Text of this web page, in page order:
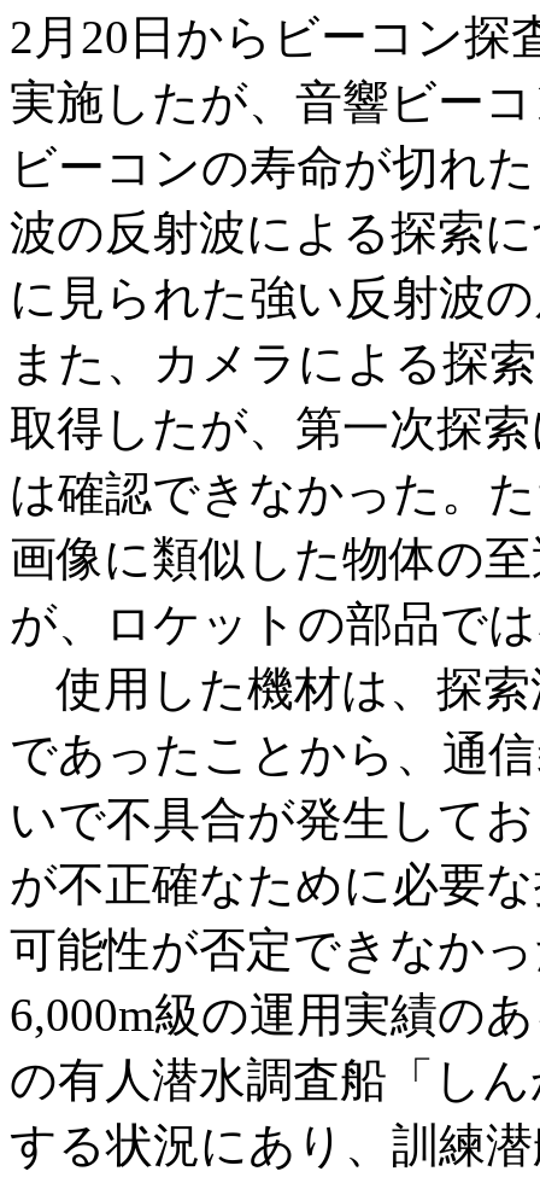
2月20日からビーコン探
実施したが、音響ビー
ビーコンの寿命が切れ
波の反射波による探索
に見られた強い反射波
また、カメラによる探
取得したが、第一次探
は確認できなかった。
画像に類似した物体の
が、ロケットの部品で
使用した機材は、探索
であったことから、通
いで不具合が発生して
が不正確なために必要
可能性が否定できなか
6,000m級の運用実績の
の有人潜水調査船「し
する状況にあり、訓練